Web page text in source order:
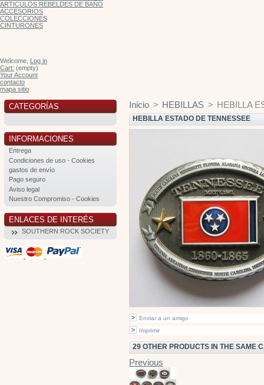
ARTICULOS REBELDES DE BAÑO
ACCESORIOS
COLECCIONES
CINTURONES
Welcome, Log in
Cart: (empty)
Your Account
contacto
mapa sitio
CATEGORÍAS
INFORMACIONES
Entrega
Condiciones de uso - Cookies
gastos de envío
Pago seguro
Aviso legal
Nuestro Compromiso - Cookies
ENLACES DE INTERÉS
SOUTHERN ROCK SOCIETY
Inicio > HEBILLAS > HEBILLA
HEBILLA ESTADO DE TENNESSEE
Enviar a un amigo
Imprimir
29 OTHER PRODUCTS IN THE SAME
Previous